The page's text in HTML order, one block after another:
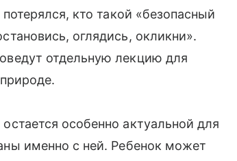
кто такой «безопасный
оглядись, окликни».
отдельную лекцию для
особенно актуальной для
именно с ней. Ребенок может